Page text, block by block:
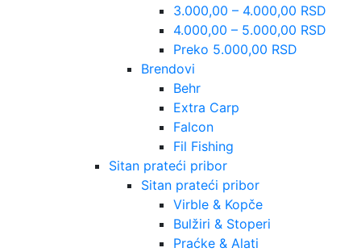
3.000,00 – 4.000,00 RSD
4.000,00 – 5.000,00 RSD
Preko 5.000,00 RSD
Brendovi
Behr
Extra Carp
Falcon
Fil Fishing
Sitan prateći pribor
Sitan prateći pribor
Virble & Kopče
Bulžiri & Stoperi
Praćke & Alati